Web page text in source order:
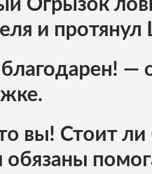
Огрызок
и
—
вы! Стоит ли